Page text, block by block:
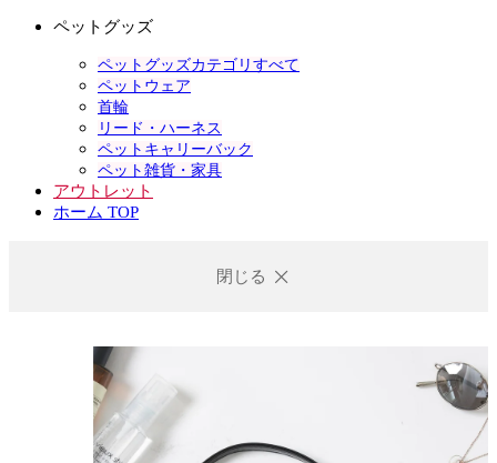
ペットグッズ
ペットグッズカテゴリすべて
ペットウェア
首輪
リード・ハーネス
ペットキャリーバック
ペット雑貨・家具
アウトレット
ホーム TOP
閉じる